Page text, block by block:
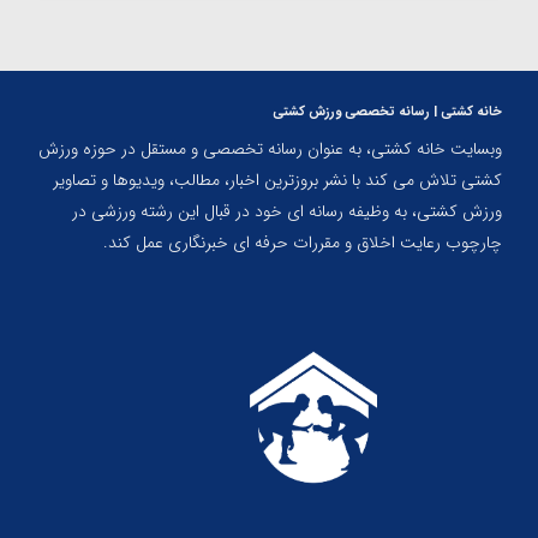
خانه کشتی | رسانه تخصصی ورزش کشتی
وبسایت خانه کشتی، به عنوان رسانه تخصصی و مستقل در حوزه ورزش
کشتی تلاش می کند با نشر بروزترین اخبار، مطالب، ویدیوها و تصاویر
ورزش کشتی، به وظیفه رسانه ای خود در قبال این رشته ورزشی در
چارچوب رعایت اخلاق و مقررات حرفه ای خبرنگاری عمل کند.